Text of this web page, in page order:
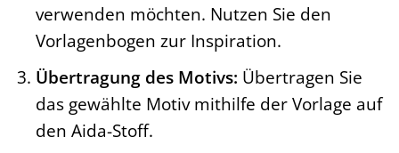
verwenden möchten. Nutzen Sie den
Vorlagenbogen zur Inspiration.
Übertragung des Motivs: Übertragen Sie
das gewählte Motiv mithilfe der Vorlage auf
den Aida-Stoff.